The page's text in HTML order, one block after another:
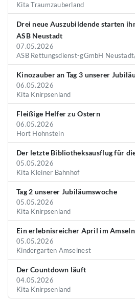
Kita Traumzauberland
Drei neue Auszubildende starten
ASB Neustadt
07.05.2026
ASB Rettungsdienst-gGmbH
Kinozauber an Tag 3 unserer
06.05.2026
Kita Knirpsenland
Fleißige Helfer zu Ostern
06.05.2026
Hort Hohnstein
Der letzte Bibliotheksausflug für
05.05.2026
Kita Kleiner Bahnhof
Tag 2 unserer Jubiläumswoche
05.05.2026
Kita Knirpsenland
Ein erlebnisreicher April im
05.05.2026
Kindergarten Amselnest
Der Countdown läuft
04.05.2026
Kita Knirpsenland